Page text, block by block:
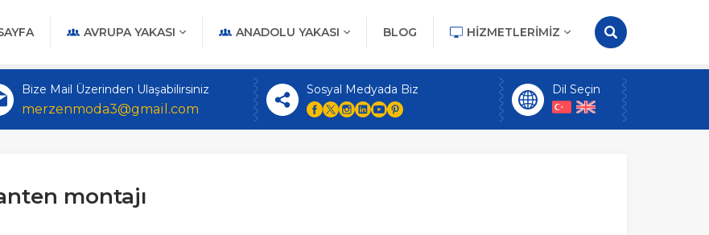
AVRUPA YAKASI ANADOLU YAKASI BLOG HIZMETLERIMIZ
Bize Mail Üzerinden Ulaşabilirsiniz
merzenmoda3@gmail.com
Sosyal Medyada Biz Dil Seçin
montajı